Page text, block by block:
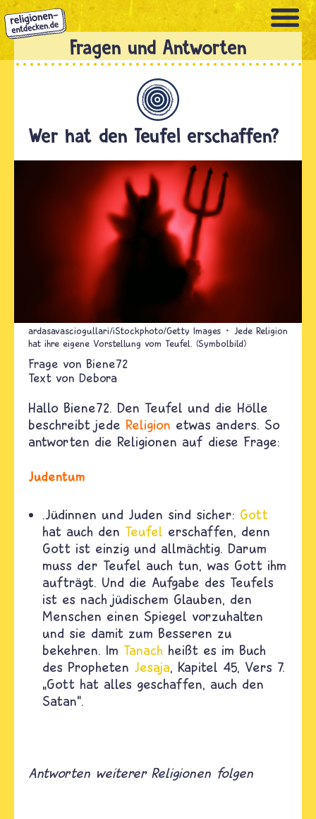
Direkt
zum
Inhalt
Wer hat den Teufel erschaffen?
ardasavasciogullari/iStockphoto/Getty Images
Jede Religion
hat ihre eigene Vorstellung vom Teufel. (Symbolbild)
Biene72
Text von Debora
Hallo Biene72. Den Teufel und die Hölle
beschreibt jede Religion etwas anders. So
antworten die Religionen auf diese Frage:
Judentum
.Jüdinnen und Juden sind sicher: Gott
hat auch den Teufel erschaffen, denn
Gott ist einzig und allmächtig. Darum
muss der Teufel auch tun, was Gott ihm
aufträgt. Und die Aufgabe des Teufels
ist es nach jüdischem Glauben, den
Menschen einen Spiegel vorzuhalten
und sie damit zum Besseren zu
bekehren. Im Tanach heißt es im Buch
des Propheten Jesaja, Kapitel 45, Vers 7.
„Gott hat alles geschaffen, auch den
Satan“.
Antworten weiterer Religionen folgen